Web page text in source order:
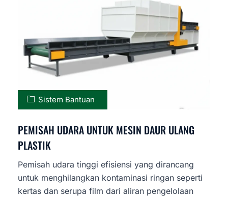
Sistem Bantuan
PEMISAH UDARA UNTUK MESIN DAUR ULANG
PLASTIK
Pemisah udara tinggi efisiensi yang dirancang
untuk menghilangkan kontaminasi ringan seperti
kertas dan serupa film dari aliran pengelolaan